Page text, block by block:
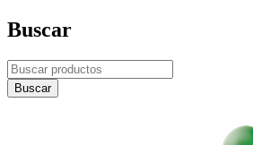
Buscar